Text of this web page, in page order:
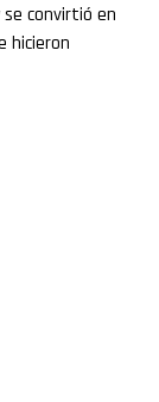
se convirtió en
hicieron